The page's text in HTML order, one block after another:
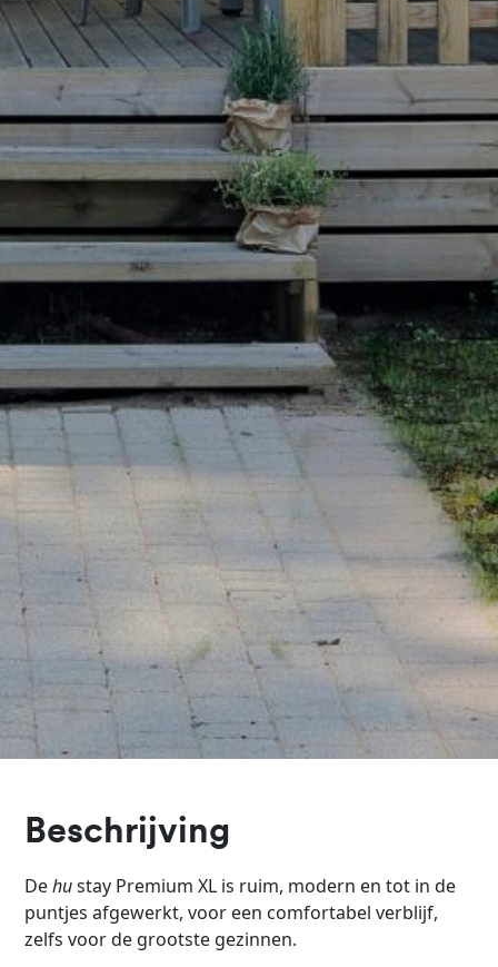
Beschrijving
Dehustay Premium XL is ruim, modern en tot in de
puntjes afgewerkt, voor een comfortabel verblijf,
zelfs voor de grootste gezinnen.